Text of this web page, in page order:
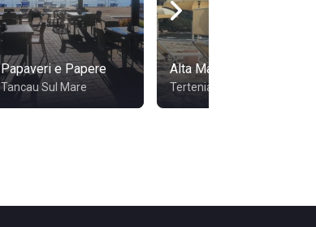
Papaveri e Papere
Tancau Sul Mare
Alta Marea
Tertenia